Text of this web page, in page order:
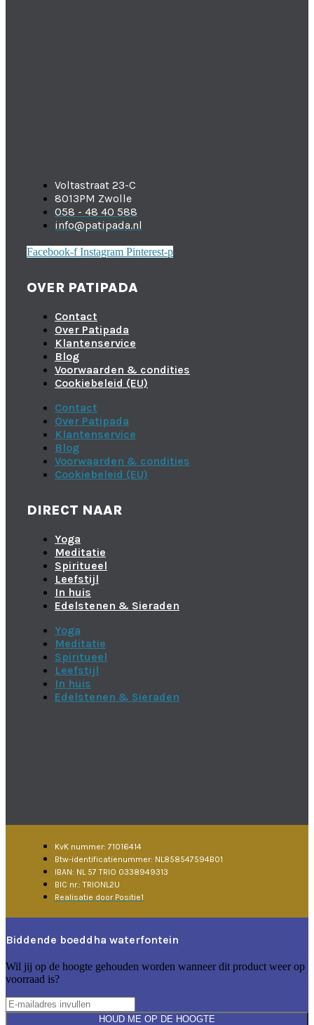
Voltastraat 23-C
8013PM Zwolle
058 - 48 40 588
info@patipada.nl
Facebook-f Instagram Pinterest-p
OVER PATIPADA
Contact
Over Patipada
Klantenservice
Blog
Voorwaarden & condities
Cookiebeleid (EU)
Contact
Over Patipada
Klantenservice
Blog
Voorwaarden & condities
Cookiebeleid (EU)
DIRECT NAAR
Yoga
Meditatie
Spiritueel
Leefstijl
In huis
Edelstenen & Sieraden
Yoga
Meditatie
Spiritueel
Leefstijl
In huis
Edelstenen & Sieraden
KvK nummer: 71016414
Btw-identificatienummer: NL858547594B01
IBAN: NL 57 TRIO 0338949313
BIC nr.: TRIONL2U
Realisatie door Positie1
Biddende boeddha waterfontein
Wil jij op de hoogte gehouden worden wanneer dit product weer op
voorraad is?
HOUD ME OP DE HOOGTE